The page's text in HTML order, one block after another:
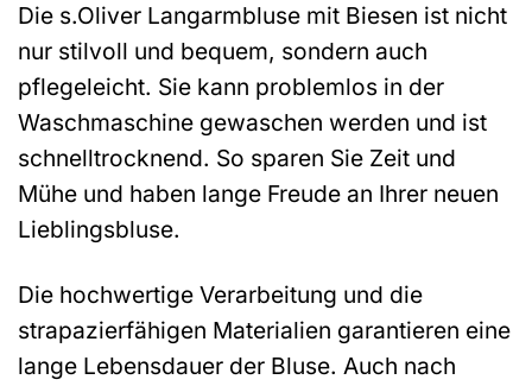
Die s.Oliver Langarmbluse mit Biesen ist nicht
nur stilvoll und bequem, sondern auch
pflegeleicht. Sie kann problemlos in der
Waschmaschine gewaschen werden und ist
schnelltrocknend. So sparen Sie Zeit und
Mühe und haben lange Freude an Ihrer neuen
Lieblingsbluse.
Die hochwertige Verarbeitung und die
strapazierfähigen Materialien garantieren eine
lange Lebensdauer der Bluse. Auch nach